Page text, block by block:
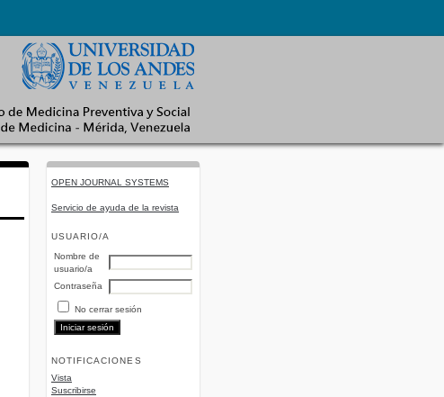
OPEN JOURNAL SYSTEMS
Servicio de ayuda de la revista
USUARIO/A
Nombre de
usuario/a
Contraseña
No cerrar sesión
NOTIFICACIONES
Vista
Suscribirse